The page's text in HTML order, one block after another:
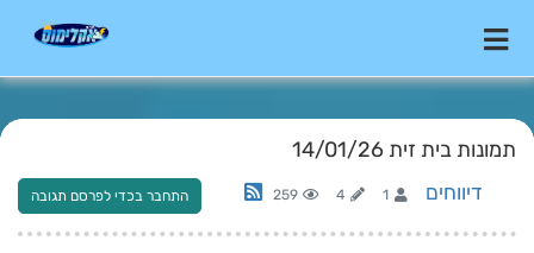
תמונות בית זית 14/01/26
דיווחים 1
4
259 התחבר בכדי לפרסם תגובה